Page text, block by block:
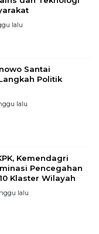
lalu
Santai
Politik
lalu
Kemendagri
Pencegahan
Klaster Wilayah
lalu